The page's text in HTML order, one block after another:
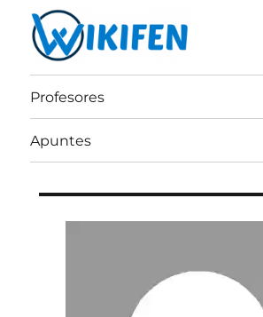
Wikifen
Profesores
Apuntes